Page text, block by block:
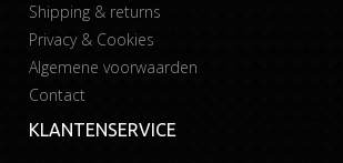
Shipping & returns
Privacy & Cookies
Algemene voorwaarden
Contact
KLANTENSERVICE